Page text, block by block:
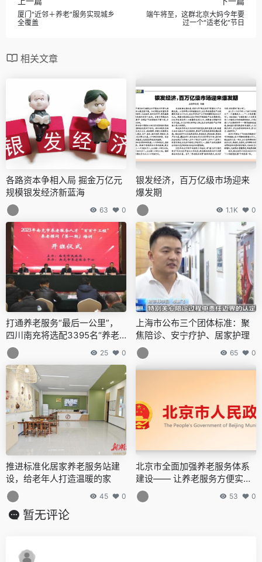
厦门“近邻＋养老”服务实现城乡
全覆盖
端午将至，这群北京大妈今年要
过一个“适老化”节日
相关文章
各路资本争相入局 掘金万亿元
规模银发经济新蓝海
63 0
银发经济，百万亿级市场迎来
爆发期
1.1K 0
打通养老服务“最后一公里”，
四川南充将选配3395名“养老
顾问”
25 0
上海市公布三个团体标准：聚
焦陪诊、安宁疗护、居家护理
65 0
推进标准化居家养老服务站建
设，给老年人打造温暖的家
45 0
北京市全面加强养老服务体系
建设—— 让养老服务方便实惠
有品质
53 0
暂无评论